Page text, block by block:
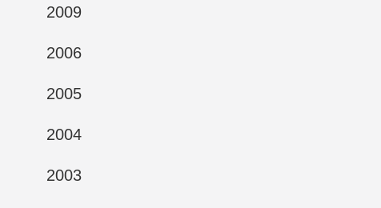
2009
2006
2005
2004
2003